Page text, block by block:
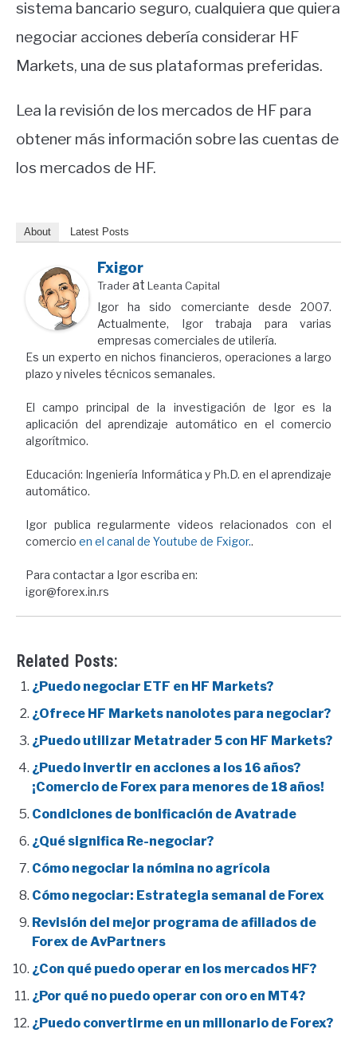
sistema bancario seguro, cualquiera que quiera
negociar acciones debería considerar HF
Markets, una de sus plataformas preferidas.
Lea la revisión de los mercados de HF para
obtener más información sobre las cuentas de
los mercados de HF.
About Latest Posts
Fxigor
Traderat Leanta Capital
Igor ha sido comerciante desde 2007.
Actualmente, Igor trabaja para varias
empresas comerciales de utilería.
Es un experto en nichos financieros, operaciones a largo
plazo y niveles técnicos semanales.
El campo principal de la investigación de Igor es la
aplicación del aprendizaje automático en el comercio
algorítmico.
Educación: Ingeniería Informática y Ph.D. en el aprendizaje
automático.
Igor publica regularmente videos relacionados con el
comercio en el canal de Youtube de Fxigor..
Para contactar a Igor escriba en:
igor@forex.in.rs
Related Posts:
¿Puedo negociar ETF en HF Markets?
¿Ofrece HF Markets nanolotes para negociar?
¿Puedo utilizar Metatrader 5 con HF Markets?
¿Puedo invertir en acciones a los 16 años?
¡Comercio de Forex para menores de 18 años!
Condiciones de bonificación de Avatrade
¿Qué significa Re-negociar?
Cómo negociar la nómina no agrícola
Cómo negociar: Estrategia semanal de Forex
Revisión del mejor programa de afiliados de
Forex de AvPartners
¿Con qué puedo operar en los mercados HF?
¿Por qué no puedo operar con oro en MT4?
¿Puedo convertirme en un millonario de Forex?